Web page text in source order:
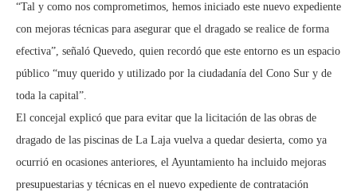
“Tal y como nos comprometimos, hemos iniciado este nuevo expediente
con mejoras técnicas para asegurar que el dragado se realice de forma
efectiva”, señaló Quevedo, quien recordó que este entorno es un espacio
público “muy querido y utilizado por la ciudadanía del Cono Sur y de
toda la capital”.
El concejal explicó que para evitar que la licitación de las obras de
dragado de las piscinas de La Laja vuelva a quedar desierta, como ya
ocurrió en ocasiones anteriores, el Ayuntamiento ha incluido mejoras
presupuestarias y técnicas en el nuevo expediente de contratación